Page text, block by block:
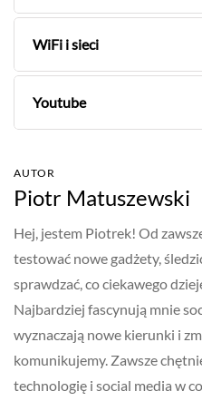
WiFi i sieci
Youtube
AUTOR
Piotr Matuszewski
Hej, jestem Piotrek! Od
testować nowe gadżety,
sprawdzać, co ciekawego
Najbardziej fascynują mnie
wyznaczają nowe kierunki i
komunikujemy. Zawsze
technologię i social media w